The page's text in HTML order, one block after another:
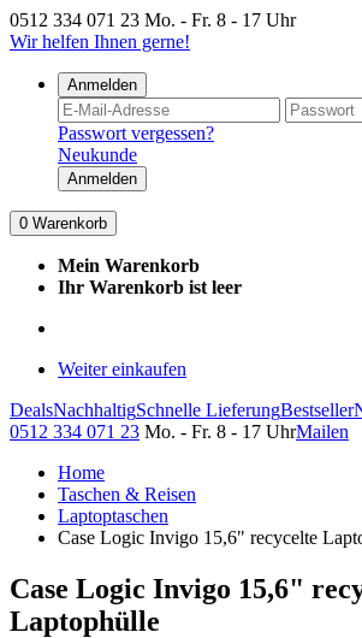
0512 334 071 23 Mo. - Fr. 8 - 17 Uhr
Wir helfen Ihnen gerne!
Anmelden
Passwort vergessen?
Neukunde
Anmelden
0 Warenkorb
Mein Warenkorb
Ihr Warenkorb ist leer
Weiter einkaufen
DealsNachhaltigSchnelle LieferungBestseller
0512 334 071 23 Mo. - Fr. 8 - 17 UhrMailen
Home
Taschen & Reisen
Laptoptaschen
Case Logic Invigo 15,6" recycelte
Case Logic Invigo 15,6"
Laptophülle